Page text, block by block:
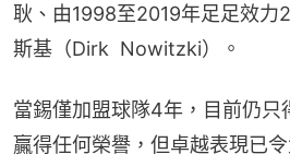
耿、由1998至2019年足足效力
斯基（Dirk  Nowitzki）。
當錫僅加盟球隊4年，目前仍
贏得任何榮譽，但卓越表現已